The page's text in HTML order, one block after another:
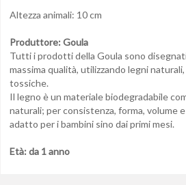
Altezza animali: 10 cm
Produttore: Goula
Tutti i prodotti della Goula sono
massima qualità, utilizzando legni
tossiche.
Il legno è un materiale biodegradabile
naturali; per consistenza, forma, volume
adatto per i bambini sino dai primi mesi.
Età: da 1 anno